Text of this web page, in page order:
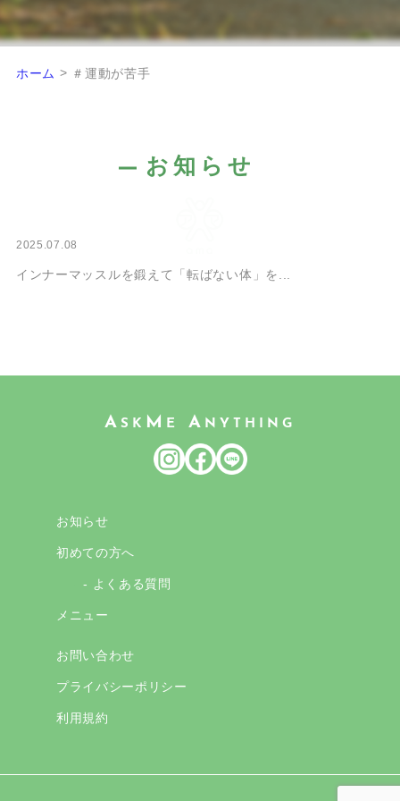
ホーム > ＃運動が苦手
お知らせ
2025.07.08
インナーマッスルを鍛えて「転ばない体」を...
A SK M E A NYTHING
お知らせ
初めての方へ
- よくある質問
メニュー
お問い合わせ
プライバシーポリシー
利用規約